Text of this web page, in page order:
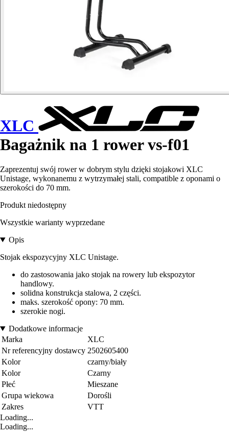
XLC
Bagażnik na 1 rower vs-f01
Zaprezentuj swój rower w dobrym stylu dzięki stojakowi XLC
Unistage, wykonanemu z wytrzymałej stali, compatible z oponami o
szerokości do 70 mm.
Produkt niedostępny
Wszystkie warianty wyprzedane
Opis
Stojak ekspozycyjny XLC Unistage.
do zastosowania jako stojak na rowery lub ekspozytor
handlowy.
solidna konstrukcja stalowa, 2 części.
maks. szerokość opony: 70 mm.
szerokie nogi.
Dodatkowe informacje
Marka
XLC
Nr referencyjny dostawcy 2502605400
Kolor
czarny/biały
Kolor
Czarny
Płeć
Mieszane
Grupa wiekowa
Dorośli
Zakres
VTT
Loading...
Loading...